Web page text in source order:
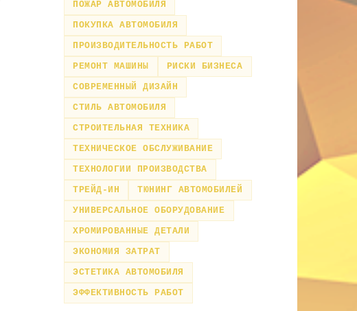
ПОЖАР АВТОМОБИЛЯ
ПОКУПКА АВТОМОБИЛЯ
ПРОИЗВОДИТЕЛЬНОСТЬ РАБОТ
РЕМОНТ МАШИНЫ
РИСКИ БИЗНЕСА
СОВРЕМЕННЫЙ ДИЗАЙН
СТИЛЬ АВТОМОБИЛЯ
СТРОИТЕЛЬНАЯ ТЕХНИКА
ТЕХНИЧЕСКОЕ ОБСЛУЖИВАНИЕ
ТЕХНОЛОГИИ ПРОИЗВОДСТВА
ТРЕЙД-ИН
ТЮНИНГ АВТОМОБИЛЕЙ
УНИВЕРСАЛЬНОЕ ОБОРУДОВАНИЕ
ХРОМИРОВАННЫЕ ДЕТАЛИ
ЭКОНОМИЯ ЗАТРАТ
ЭСТЕТИКА АВТОМОБИЛЯ
ЭФФЕКТИВНОСТЬ РАБОТ